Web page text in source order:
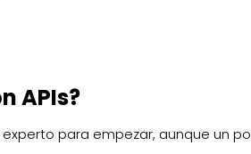
APIs?
para empezar, aunque un